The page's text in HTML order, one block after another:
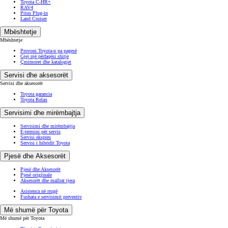
Toyota C-HR+
RAV4
Prius Plug-in
Land Cruiser
Mbështetje
Mbështetje
Provoni Toyota-n pa pagesë
Gjej një përfaqësi shitje
Çmimoret dhe katalogjet
Servisi dhe aksesorët
Servisi dhe aksesorët
Toyota garancia
Toyota Relax
Servisimi dhe mirëmbajtja
Servisimi dhe mirëmbajtja
E-termini për servis
Servisi ekspres
Servisi i hibridit Toyota
Pjesë dhe Aksesorët
Pjesë dhe Aksesorët
Pjesë origjinale
Aksesorët dhe mallrat tjera
Asistenca në rrugë
Fushata e servisimit preventiv
Më shumë për Toyota
Më shumë për Toyota